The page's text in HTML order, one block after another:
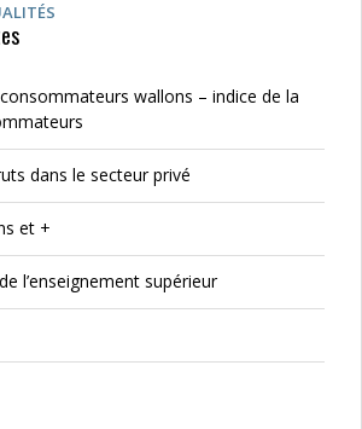
wallons – indice de la
dans le secteur privé
et +
l’enseignement supérieur